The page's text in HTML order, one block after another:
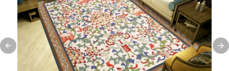
Previous slide